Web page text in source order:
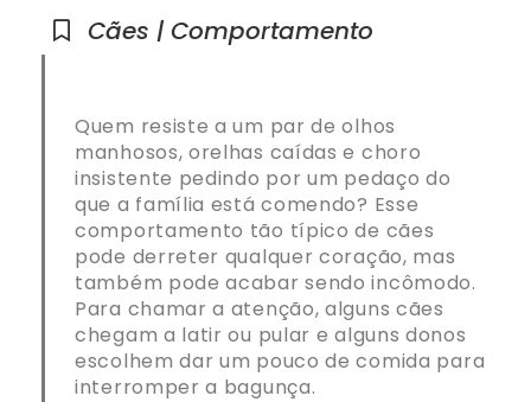
Cães | Comportamento
Quem resiste a um par de olhos
manhosos, orelhas caídas e choro
insistente pedindo por um pedaço do
que a família está comendo? Esse
comportamento tão típico de cães
pode derreter qualquer coração, mas
também pode acabar sendo incômodo.
Para chamar a atenção, alguns cães
chegam a latir ou pular e alguns donos
escolhem dar um pouco de comida para
interromper a bagunça.